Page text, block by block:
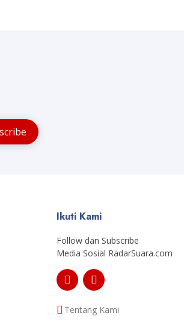
Ikuti Kami
Follow dan Subscribe
Media Sosial RadarSuara.com
Tentang Kami